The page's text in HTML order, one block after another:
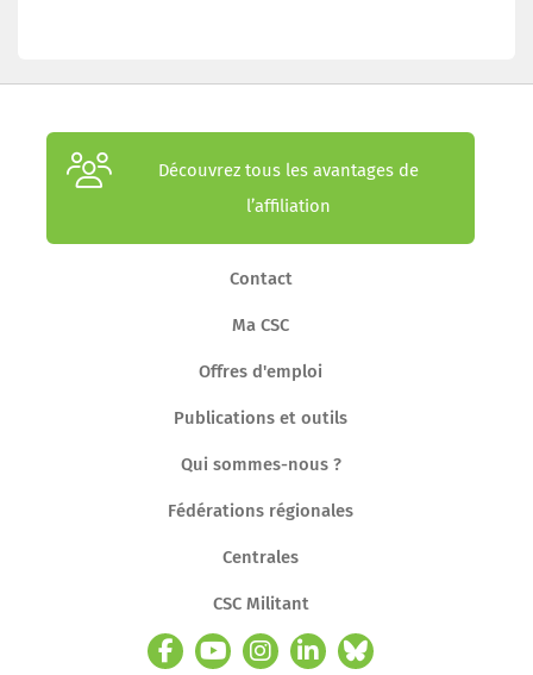
Découvrez tous les avantages de
l’affiliation
Contact
Ma CSC
Offres d'emploi
Publications et outils
Qui sommes-nous ?
Fédérations régionales
Centrales
CSC Militant